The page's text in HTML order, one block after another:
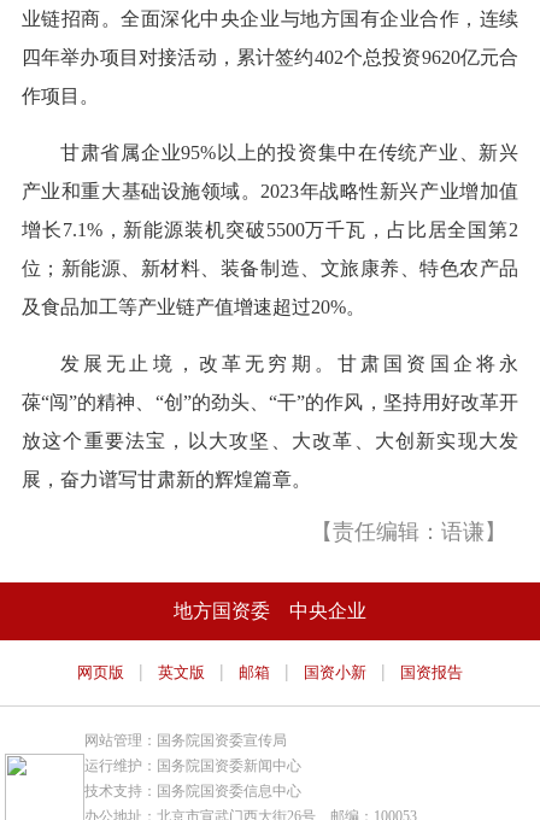
业链招商。全面深化中央企业与地方国有企业合作，连续
四年举办项目对接活动，累计签约402个总投资9620亿元合
作项目。
甘肃省属企业95%以上的投资集中在传统产业、新兴
产业和重大基础设施领域。2023年战略性新兴产业增加值
增长7.1%，新能源装机突破5500万千瓦，占比居全国第2
位；新能源、新材料、装备制造、文旅康养、特色农产品
及食品加工等产业链产值增速超过20%。
发展无止境，改革无穷期。甘肃国资国企将永
葆“闯”的精神、“创”的劲头、“干”的作风，坚持用好改革开
放这个重要法宝，以大攻坚、大改革、大创新实现大发
展，奋力谱写甘肃新的辉煌篇章。
【责任编辑：语谦】
地方国资委 中央企业
网页版 | 英文版 | 邮箱 | 国资小新 | 国资报告
网站管理：国务院国资委宣传局
运行维护：国务院国资委新闻中心
技术支持：国务院国资委信息中心
办公地址：北京市宣武门西大街26号 邮编：100053